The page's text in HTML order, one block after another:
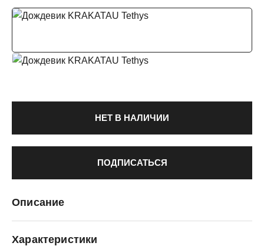
НЕТ В НАЛИЧИИ
ПОДПИСАТЬСЯ
Описание
Характеристики